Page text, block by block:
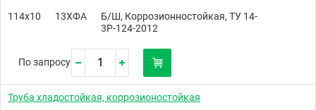
114х10 13ХФА
Б/Ш, Коррозионностойкая, ТУ 14-
3Р-124-2012
По запросу
Труба хладостойкая, коррозионостойкая